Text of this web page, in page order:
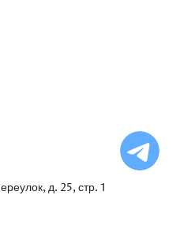
д. 25, стр. 1